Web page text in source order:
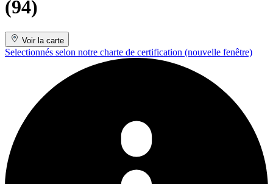
(94)
Voir la carte
Selectionnés selon notre charte de certification (nouvelle fenêtre)